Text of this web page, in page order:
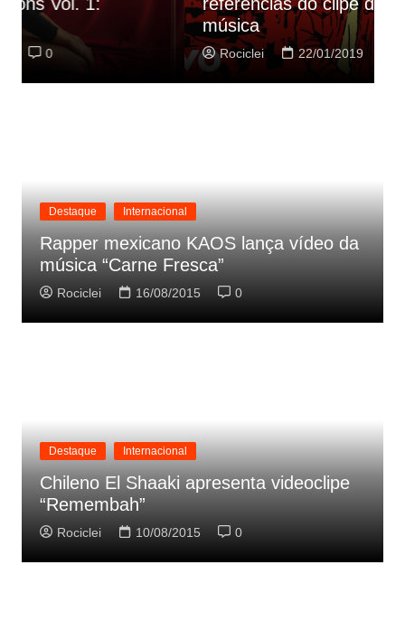
música
Rociclei 22/01/2019 0
Destaque Internacional
Rapper mexicano KAOS lança vídeo da
música “Carne Fresca”
Rociclei 16/08/2015 0
Destaque Internacional
Chileno El Shaaki apresenta videoclipe
“Remembah”
Rociclei 10/08/2015 0